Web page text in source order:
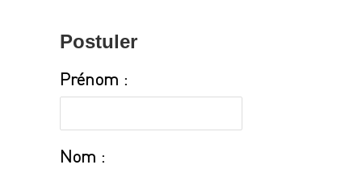
Postuler
Prénom :
Nom :